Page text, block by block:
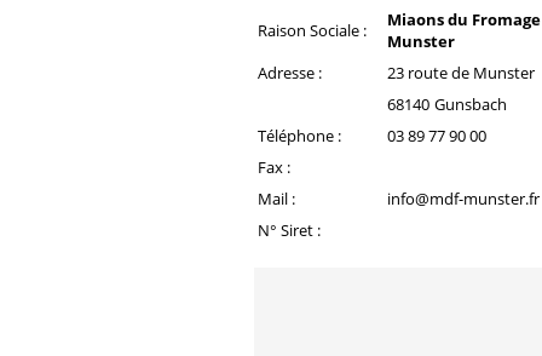
Raison Sociale :
Miaons du
Munster
Adresse :
23 route de Munster
68140 Gunsbach
Téléphone :
03 89 77 90 00
Fax :
Mail :
info@mdf-munster.fr
N° Siret :